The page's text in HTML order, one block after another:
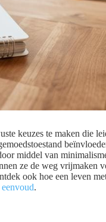
keuzes te maken die
middel van
ze de weg vrijmaken
ook hoe een leven
.